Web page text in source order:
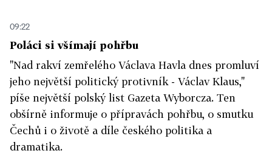
09:22
Poláci si všímají pohřbu
"Nad rakví zemřelého Václava Havla dnes promluví
jeho největší politický protivník - Václav Klaus,"
píše největší polský list Gazeta Wyborcza. Ten
obšírně informuje o přípravách pohřbu, o smutku
Čechů i o životě a díle českého politika a
dramatika.